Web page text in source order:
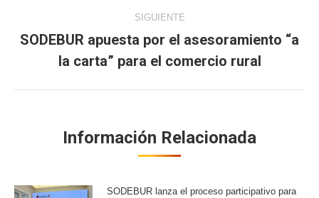
SIGUIENTE
siguiente:
SODEBUR apuesta por el asesoramiento “a
la carta” para el comercio rural
Información Relacionada
SODEBUR lanza el proceso participativo para